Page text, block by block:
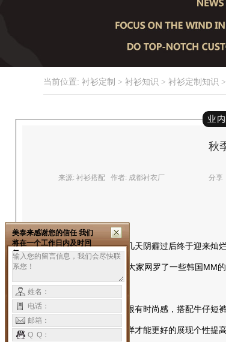
当前位置: 衬衫定制 > 衬衫知识 > 衬衫定制知识
秋
来源: 衬衫搭配 作者: 成都衬衣厂 分享
秋天到了，天气骤然变冷，几天阴霾过后终于迎来灿
旧没有OUT！爱美网小编为大家网罗了一些韩国MM
在秋天做格子装达人！
蓝色和白色构造的 很有时尚感，搭配牛仔短
长筒袜随意堆叠在鞋口，这样才能更好的展现个性提
美泰来感谢您的信任 我们
将在一个工作日内及时回
复。
姓名：
电话：
邮箱：
Q Q：